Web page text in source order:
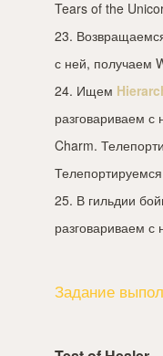
Tears of the
23.
с ней, получаем
24. Ищем
разговариваем
Charm.
25. В гильдии
разговариваем
Задание